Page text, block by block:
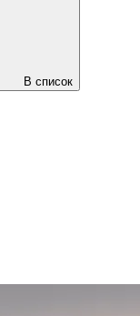
В список